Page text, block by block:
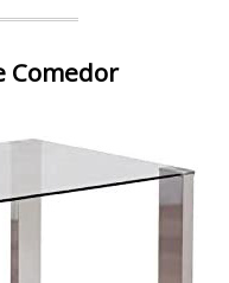
Comedor